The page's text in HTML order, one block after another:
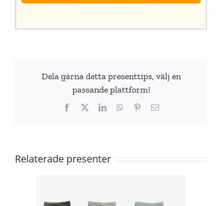
Dela gärna detta presenttips, välj en
passande plattform!
Facebook LinkedInWhatsApp
Pinterest
E-
Relaterade presenter